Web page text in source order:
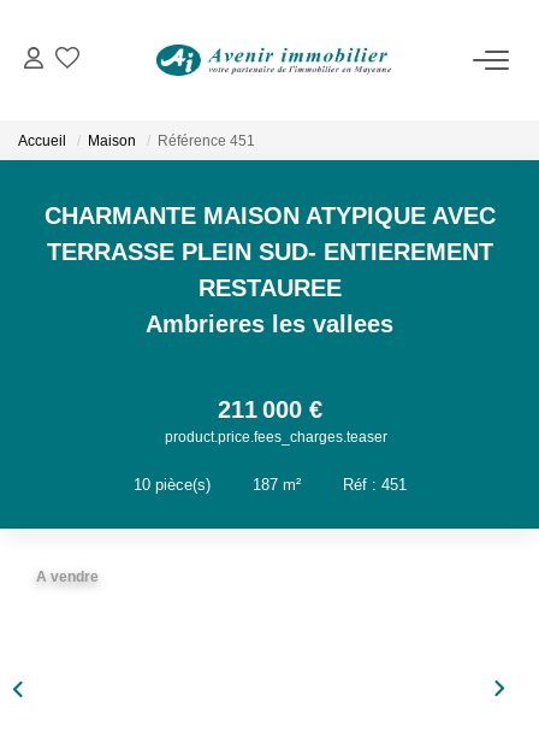
VENTES
Immobilier D'entreprise
LOCATIONS
Immobilier D'habitation
ESTIMATION
NOTRE AGENCE
Accueil Maison Référence 451
CHARMANTE MAISON ATYPIQUE AVEC
TERRASSE PLEIN SUD- ENTIEREMENT
RESTAUREE
Ambrieres les vallees
211 000 €
product.price.fees_charges.teaser
10pièce(s) 187m² Réf : 451
A vendre